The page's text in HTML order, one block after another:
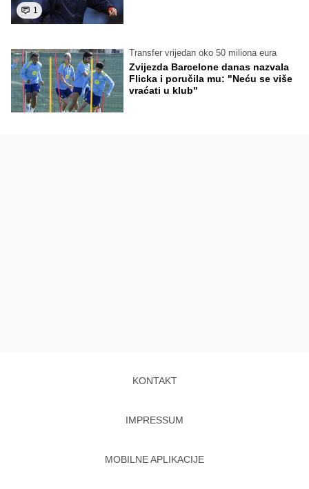
1
Transfer vrijedan oko 50 miliona eura
Zvijezda Barcelone danas nazvala
Flicka i poručila mu: "Neću se više
vraćati u klub"
KONTAKT
IMPRESSUM
MOBILNE APLIKACIJE